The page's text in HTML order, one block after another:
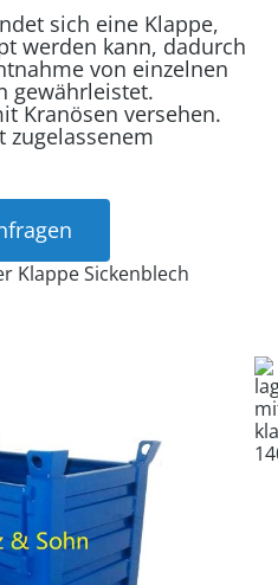
sich eine Klappe,
werden kann, dadurch
von einzelnen
gewährleistet.
Kranösen versehen.
zugelassenem